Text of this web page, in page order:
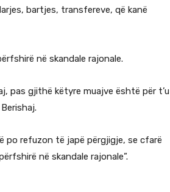
bartjes, transfereve, që kanë
në skandale rajonale.
pas gjithë këtyre muajve është për t’u
po refuzon të japë përgjigje, se cfarë
në skandale rajonale”.